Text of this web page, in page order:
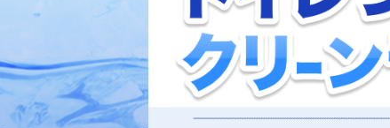
給湯器の修理・交換
排水管つまり・水漏れ
水道管つまり・水漏れ